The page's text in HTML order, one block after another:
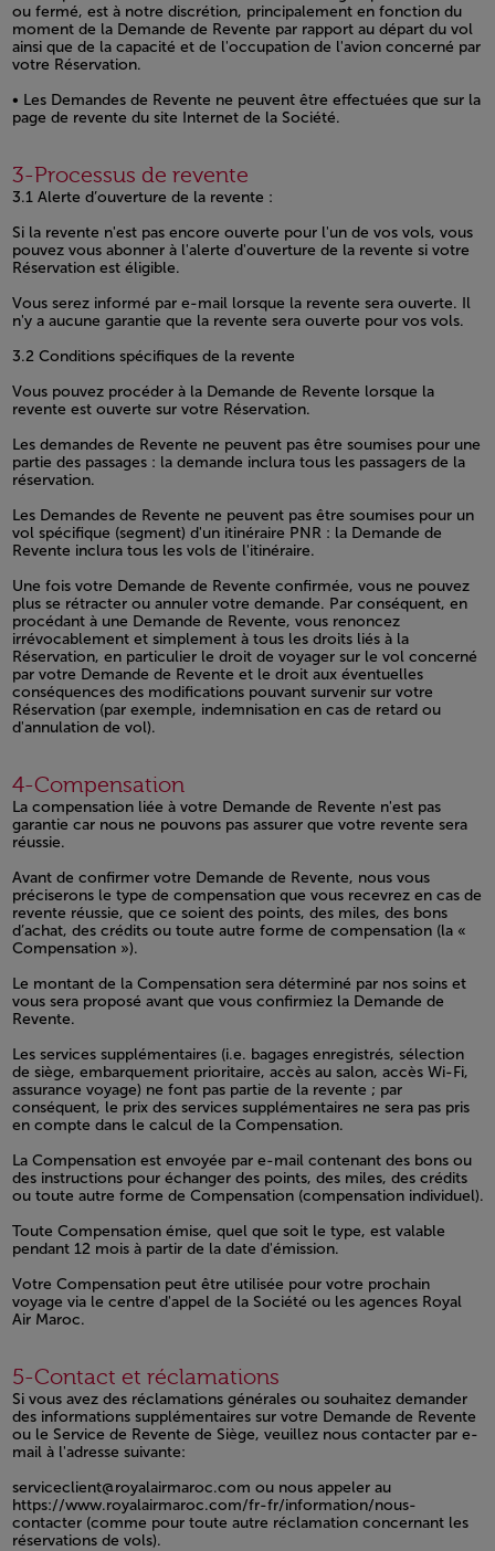
ou fermé, est à notre discrétion, principalement en fonction du
moment de la Demande de Revente par rapport au départ du vol
ainsi que de la capacité et de l'occupation de l'avion concerné par
votre Réservation.
• Les Demandes de Revente ne peuvent être effectuées que sur la
page de revente du site Internet de la Société.
Open in a new window
3-Processus de revente
3.1 Alerte d’ouverture de la revente :
Si la revente n'est pas encore ouverte pour l'un de vos vols, vous
pouvez vous abonner à l'alerte d'ouverture de la revente si votre
Réservation est éligible.
Vous serez informé par e-mail lorsque la revente sera ouverte. Il
n'y a aucune garantie que la revente sera ouverte pour vos vols.
3.2 Conditions spécifiques de la revente
Vous pouvez procéder à la Demande de Revente lorsque la
revente est ouverte sur votre Réservation.
Les demandes de Revente ne peuvent pas être soumises pour une
partie des passages : la demande inclura tous les passagers de la
réservation.
Les Demandes de Revente ne peuvent pas être soumises pour un
vol spécifique (segment) d'un itinéraire PNR : la Demande de
Revente inclura tous les vols de l'itinéraire.
Une fois votre Demande de Revente confirmée, vous ne pouvez
plus se rétracter ou annuler votre demande. Par conséquent, en
procédant à une Demande de Revente, vous renoncez
irrévocablement et simplement à tous les droits liés à la
Réservation, en particulier le droit de voyager sur le vol concerné
par votre Demande de Revente et le droit aux éventuelles
conséquences des modifications pouvant survenir sur votre
Réservation (par exemple, indemnisation en cas de retard ou
d'annulation de vol).
Open in a new window
4-Compensation
La compensation liée à votre Demande de Revente n'est pas
garantie car nous ne pouvons pas assurer que votre revente sera
réussie.
Avant de confirmer votre Demande de Revente, nous vous
préciserons le type de compensation que vous recevrez en cas de
revente réussie, que ce soient des points, des miles, des bons
d’achat, des crédits ou toute autre forme de compensation (la «
Compensation »).
Le montant de la Compensation sera déterminé par nos soins et
vous sera proposé avant que vous confirmiez la Demande de
Revente.
Les services supplémentaires (i.e. bagages enregistrés, sélection
de siège, embarquement prioritaire, accès au salon, accès Wi-Fi,
assurance voyage) ne font pas partie de la revente ; par
conséquent, le prix des services supplémentaires ne sera pas pris
en compte dans le calcul de la Compensation.
La Compensation est envoyée par e-mail contenant des bons ou
des instructions pour échanger des points, des miles, des crédits
ou toute autre forme de Compensation (compensation individuel).
Toute Compensation émise, quel que soit le type, est valable
pendant 12 mois à partir de la date d'émission.
Votre Compensation peut être utilisée pour votre prochain
voyage via le centre d'appel de la Société ou les agences Royal
Air Maroc.
Open in a new window
5-Contact et réclamations
Si vous avez des réclamations générales ou souhaitez demander
des informations supplémentaires sur votre Demande de Revente
ou le Service de Revente de Siège, veuillez nous contacter par e-
mail à l'adresse suivante:
serviceclient@royalairmaroc.com ou nous appeler au
https://www.royalairmaroc.com/fr-fr/information/nous-
contacter(comme pour toute autre réclamation concernant les
réservations de vols).